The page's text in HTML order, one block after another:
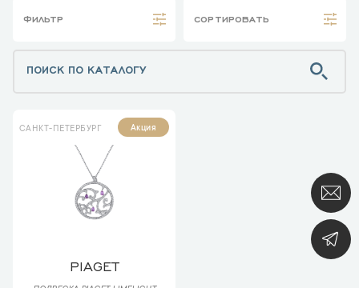
ФИЛЬТР СОРТИРОВАТЬ
САНКТ-ПЕТЕРБУРГ Акция
PIAGET